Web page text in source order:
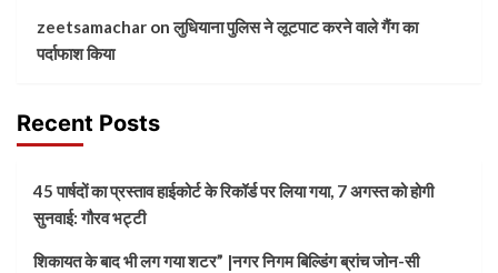
zeetsamachar onलुधियाना पुलिस ने लूटपाट करने वाले गैंग का
पर्दाफाश किया
Recent Posts
45 पार्षदों का प्रस्ताव हाईकोर्ट के रिकॉर्ड पर लिया गया, 7 अगस्त को होगी
सुनवाई: गौरव भट्टी
शिकायत के बाद भी लग गया शटर” |नगर निगम बिल्डिंग ब्रांच जोन-सी